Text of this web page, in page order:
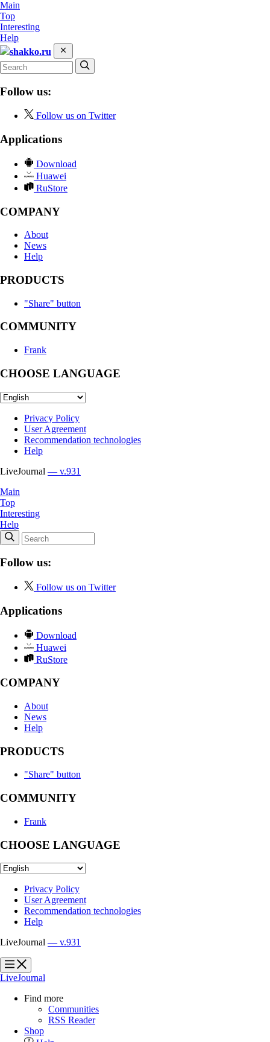
Main
Top
Interesting
Help
shakko.ru
Follow us:
Follow us on Twitter
Applications
Download
Huawei
RuStore
COMPANY
About
News
Help
PRODUCTS
"Share" button
COMMUNITY
Frank
CHOOSE LANGUAGE
Privacy Policy
User Agreement
Recommendation technologies
Help
LiveJournal — v.931
Main
Top
Interesting
Help
Follow us:
Follow us on Twitter
Applications
Download
Huawei
RuStore
COMPANY
About
News
Help
PRODUCTS
"Share" button
COMMUNITY
Frank
CHOOSE LANGUAGE
Privacy Policy
User Agreement
Recommendation technologies
Help
LiveJournal — v.931
?
?
LiveJournal
Find more
Communities
RSS Reader
Shop